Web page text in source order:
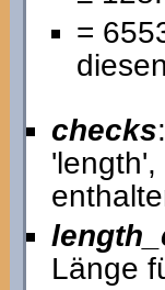
=
checks
Länge